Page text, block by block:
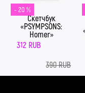
- 20 %
Скетчбук
«PSYMPSONS:
Homer»
312 RUB
390 RUB